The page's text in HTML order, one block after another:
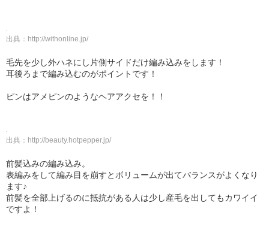
出典： http://withonline.jp/
毛先を少し外ハネにし片側サイドだけ編み込みをします！
耳後ろまで編み込むのがポイントです！
ピンはアメピンのようなヘアアクセを！！
出典： http://beauty.hotpepper.jp/
前髪込みの編み込み。
表編みをして編み目を崩すとボリュームが出てバランスがよくなり
ます♪
前髪を全部上げるのに抵抗がある人は少し産毛を出してもカワイイ
ですよ！